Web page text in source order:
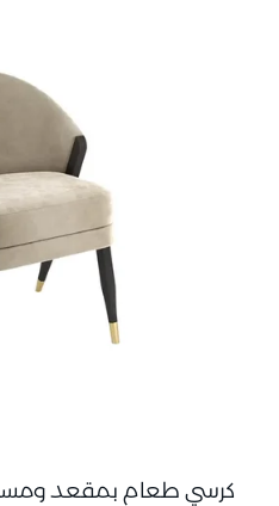
كرسي طعام بمقعد